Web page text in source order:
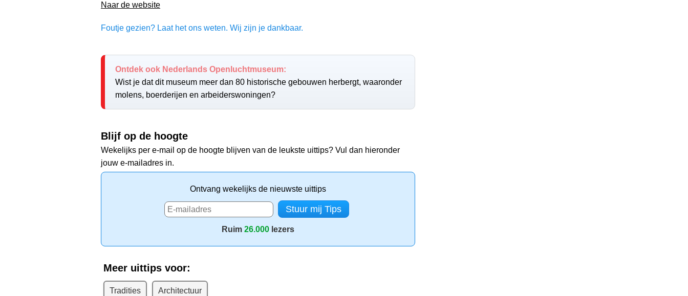
Naar de website
Foutje gezien? Laat het ons weten. Wij zijn je dankbaar.
Ontdek ook Nederlands Openluchtmuseum:
Wist je dat dit museum meer dan 80 historische gebouwen herbergt, waaronder
molens, boerderijen en arbeiderswoningen?
Blijf op de hoogte
Wekelijks per e-mail op de hoogte blijven van de leukste uittips? Vul dan hieronder
jouw e-mailadres in.
Ontvang wekelijks de nieuwste uittips
Ruim 26.000 lezers
Meer uittips voor:
Tradities Architectuur